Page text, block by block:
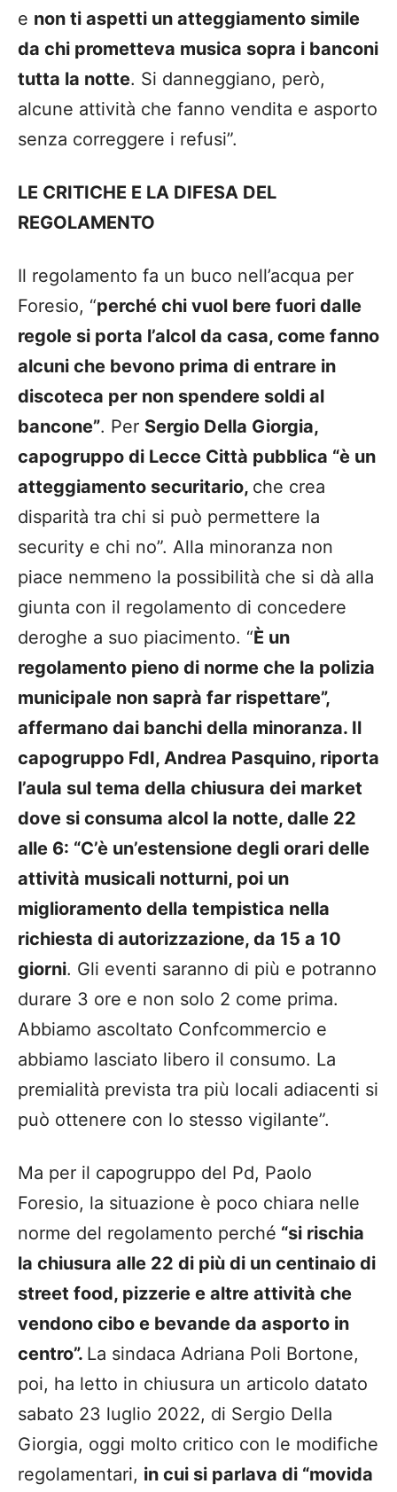
e non ti aspetti un atteggiamento simile
da chi prometteva musica sopra i banconi
tutta la notte. Si danneggiano, però,
alcune attività che fanno vendita e asporto
senza correggere i refusi”.
LE CRITICHE E LA DIFESA DEL
REGOLAMENTO
Il regolamento fa un buco nell’acqua per
Foresio, “perché chi vuol bere fuori dalle
regole si porta l’alcol da casa, come fanno
alcuni che bevono prima di entrare in
discoteca per non spendere soldi al
bancone”. Per Sergio Della Giorgia,
capogruppo di Lecce Città pubblica “è un
atteggiamento securitario, che crea
disparità tra chi si può permettere la
security e chi no”. Alla minoranza non
piace nemmeno la possibilità che si dà alla
giunta con il regolamento di concedere
deroghe a suo piacimento. “È un
regolamento pieno di norme che la polizia
municipale non saprà far rispettare”,
affermano dai banchi della minoranza. Il
capogruppo FdI, Andrea Pasquino, riporta
l’aula sul tema della chiusura dei market
dove si consuma alcol la notte, dalle 22
alle 6: “C’è un’estensione degli orari delle
attività musicali notturni, poi un
miglioramento della tempistica nella
richiesta di autorizzazione, da 15 a 10
giorni. Gli eventi saranno di più e potranno
durare 3 ore e non solo 2 come prima.
Abbiamo ascoltato Confcommercio e
abbiamo lasciato libero il consumo. La
premialità prevista tra più locali adiacenti si
può ottenere con lo stesso vigilante”.
Ma per il capogruppo del Pd, Paolo
Foresio, la situazione è poco chiara nelle
norme del regolamento perché “si rischia
la chiusura alle 22 di più di un centinaio di
street food, pizzerie e altre attività che
vendono cibo e bevande da asporto in
centro”. La sindaca Adriana Poli Bortone,
poi, ha letto in chiusura un articolo datato
sabato 23 luglio 2022, di Sergio Della
Giorgia, oggi molto critico con le modifiche
regolamentari, in cui si parlava di “movida